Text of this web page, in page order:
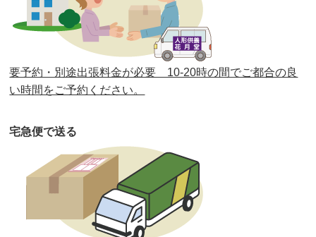
第37回人形供養祭 令和2年6月8日(月)
第36回人形供養祭 令和2年4月16日(木)
第35回人形供養祭令和2年2月13日(木)
第33回人形供養祭
第32回人形供養祭 令和元年6月12日(水)
第31回人形供養祭 平成31年3月13日(水)
第30回人形供養祭平成30年11月28日(水)
要予約・別途出張料金が必要 10-20時の間でご都合の良
い時間をご予約ください。
宅急便で送る